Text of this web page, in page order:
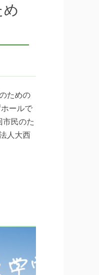
ための
ールで
民のた
人大西